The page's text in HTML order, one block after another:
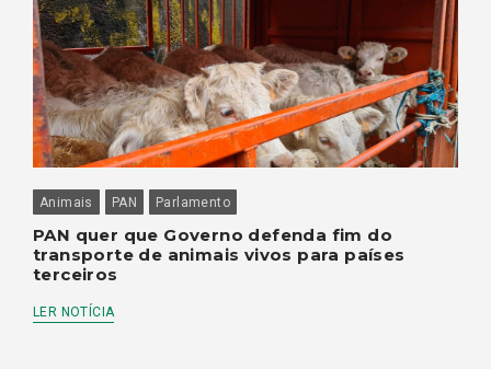
Animais PAN Parlamento
PAN quer que Governo defenda fim do
transporte de animais vivos para países
terceiros
LER NOTÍCIA